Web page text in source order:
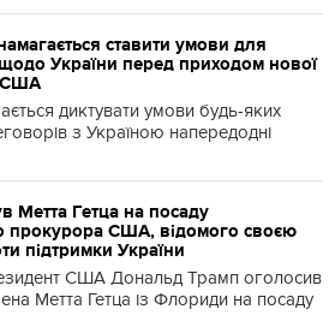
ставити умови для
України перед приходом нової
США
диктувати умови будь-яких
з Україною напередодні
Метта Гетца на посаду
прокурора США, відомого своєю
підтримки України
США Дональд Трамп оголосив
Метта Гетца із Флориди на посаду